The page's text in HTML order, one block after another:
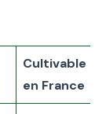
Cultivable
en France